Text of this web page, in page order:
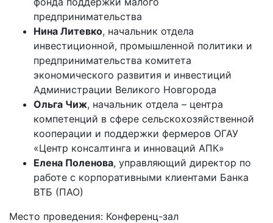
предпринимательства
Нина Литевко, начальник отдела
инвестиционной, промышленной политики и
предпринимательства комитета
экономического развития и инвестиций
Администрации Великого Новгорода
Ольга Чиж, начальник отдела – центра
компетенций в сфере сельскохозяйственной
кооперации и поддержки фермеров ОГАУ
«Центр консалтинга и инноваций АПК»
Елена Поленова, управляющий директор по
работе с корпоративными клиентами Банка
ВТБ (ПАО)
Место проведения: Конференц-зал